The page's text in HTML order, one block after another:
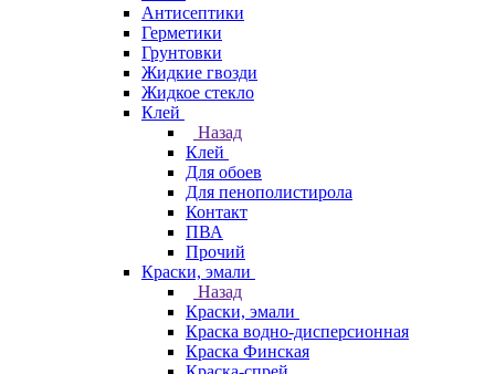
Антисептики
Герметики
Грунтовки
Жидкие гвозди
Жидкое стекло
Клей
Назад
Клей
Для обоев
Для пенополистирола
Контакт
ПВА
Прочий
Краски, эмали
Назад
Краски, эмали
Краска водно-дисперсионная
Краска Финская